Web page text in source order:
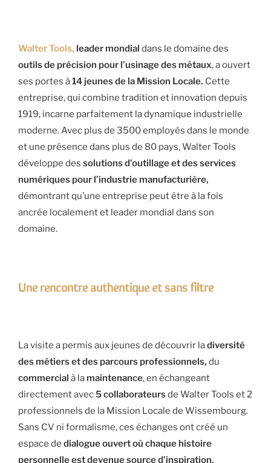
Walter Tools, leader mondial dans le domaine des
outils de précision pour l’usinage des métaux, a ouvert
ses portes à14 jeunes de la Mission Locale. Cette
entreprise, qui combine tradition et innovation depuis
1919, incarne parfaitement la dynamique industrielle
moderne. Avec plus de 3500 employés dans le monde
et une présence dans plus de 80 pays, Walter Tools
développe des solutions d’outillage et des services
numériques pour l’industrie manufacturière,
démontrant qu’une entreprise peut être à la fois
ancrée localement et leader mondial dans son
domaine.
Une rencontre authentique et sans filtre
La visite a permis aux jeunes de découvrir ladiversité
des métiers et des parcours professionnels, du
commercial à la maintenance, en échangeant
directement avec5 collaborateursde Walter Tools et 2
professionnels de la Mission Locale de Wissembourg.
Sans CV ni formalisme, ces échanges ont créé un
espace de dialogue ouvert où chaque histoire
personnelle est devenue source d’inspiration.